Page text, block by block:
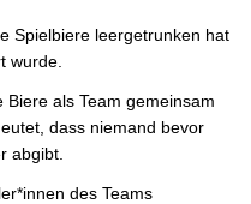
Spielbiere leergetrunken hat
wurde.
als Team gemeinsam
dass niemand bevor
abgibt.
des Teams